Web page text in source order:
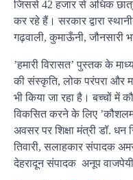
जिससे 42 हजार से अधिक
कर रहे हैं। सरकार द्वारा
गढ़वाली, कुमाऊँनी, जौनसारी
’हमारी विरासत’ पुस्तक के
की संस्कृति, लोक परंपरा और
भी किया जा रहा है। बच्चों में
विकसित करने के लिए ’कौशलम
अवसर पर शिक्षा मंत्री डॉ.
तिवारी, सलाहकार संपादक
देहरादून संपादक अनूप